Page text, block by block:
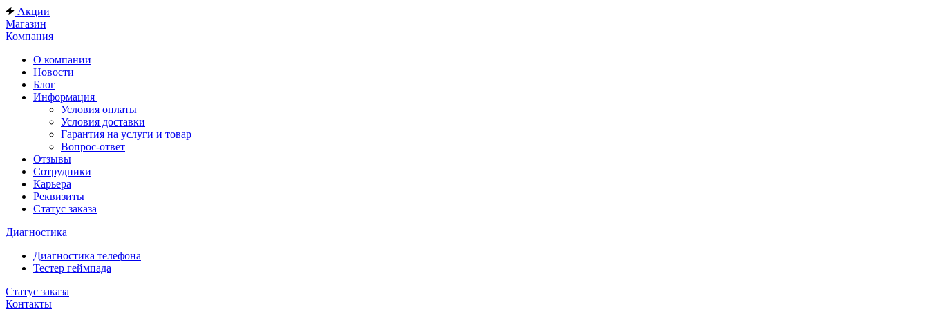
Акции
Магазин
Компания
О компании
Новости
Блог
Информация
Условия оплаты
Условия доставки
Гарантия на услуги и товар
Вопрос-ответ
Отзывы
Сотрудники
Карьера
Реквизиты
Статус заказа
Диагностика
Диагностика телефона
Тестер геймпада
Статус заказа
Контакты